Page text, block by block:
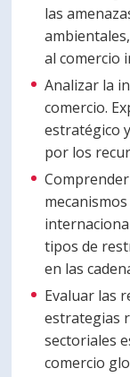
las
al comercio
Analizar la
comercio.
estratégico
por los
tipos de
en las
Evaluar las
estrategias
sectoriales
comercio